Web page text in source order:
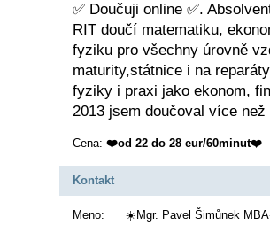
✅ Doučuji online ✅.
RIT doučí matematiku,
fyziku pro všechny úrovně
maturity,státnice i na
fyziky i praxi jako ekonom,
2013 jsem doučoval více
Cena: ❤️od 22 do 28 eur/60minut❤️
Kontakt
Meno:
☀️Mgr. Pavel Šimůnek